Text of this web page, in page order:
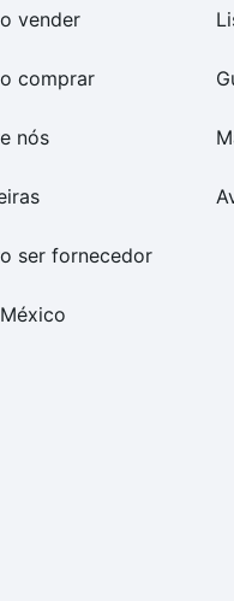
vender
comprar
nós
ser fornecedor